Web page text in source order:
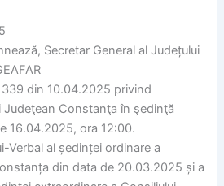
Secretar General al Județului
din 10.04.2025 privind
Judeţean Constanţa în şedinţă
16.04.2025, ora 12:00.
Verbal al ședinței ordinare a
din data de 20.03.2025 și a